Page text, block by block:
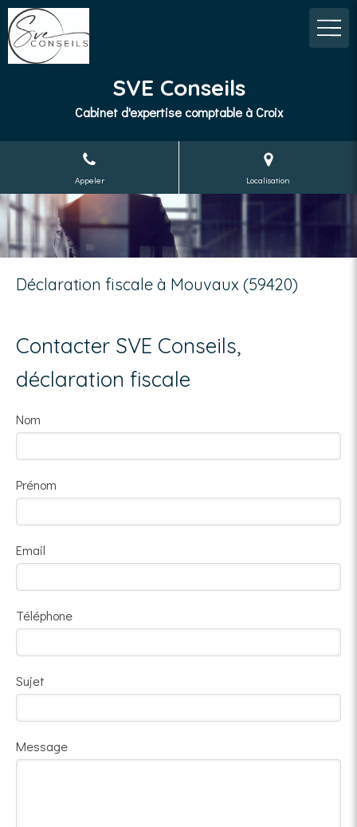
SVE Conseils
Cabinet d'expertise comptable à Croix
Appeler Localisation
Déclaration fiscale à Mouvaux (59420)
Contacter SVE Conseils,
déclaration fiscale
Nom
Prénom
Email
Téléphone
Sujet
Message